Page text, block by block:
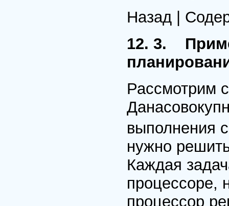
Назад |
12. 3.
Рассмотрим
выполнения
нужно
Каждая
процессоре,
процессор